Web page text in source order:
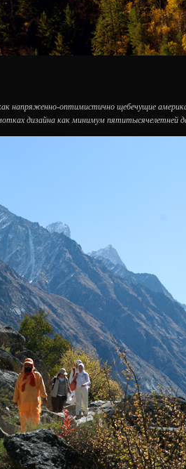
напряженно-оптимистично щебечущие
дизайна как минимум пятитысячелетней